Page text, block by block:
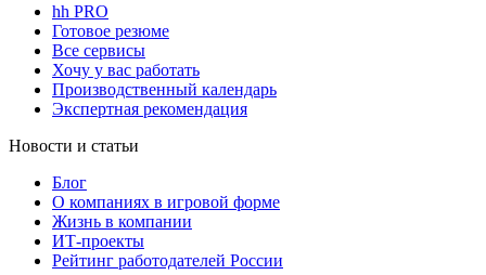
hh PRO
Готовое резюме
Все сервисы
Хочу у вас работать
Производственный календарь
Экспертная рекомендация
Новости и статьи
Блог
О компаниях в игровой форме
Жизнь в компании
ИТ-проекты
Рейтинг работодателей России